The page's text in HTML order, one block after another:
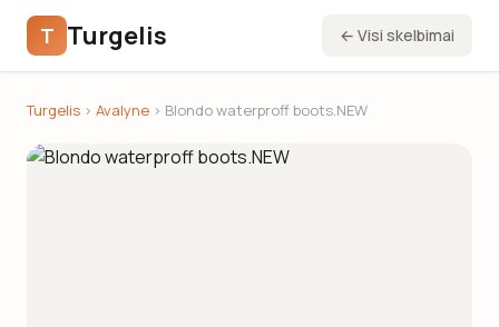
T Turgelis ← Visi skelbimai
Turgelis › Avalyne › Blondo waterproff boots.NEW